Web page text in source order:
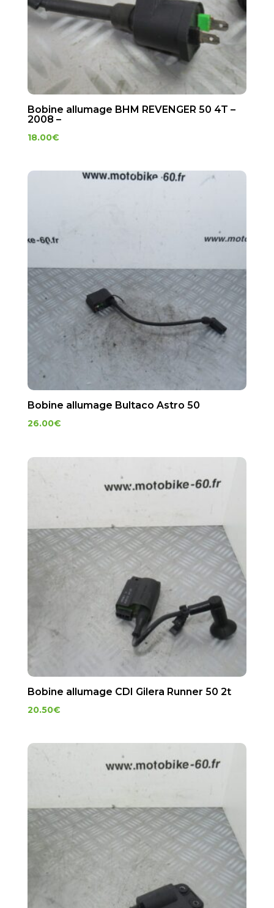
Bobine allumage BHM REVENGER 50 4T –
2008 –
18.00€
Bobine allumage Bultaco Astro 50
26.00€
Bobine allumage CDI Gilera Runner 50 2t
20.50€